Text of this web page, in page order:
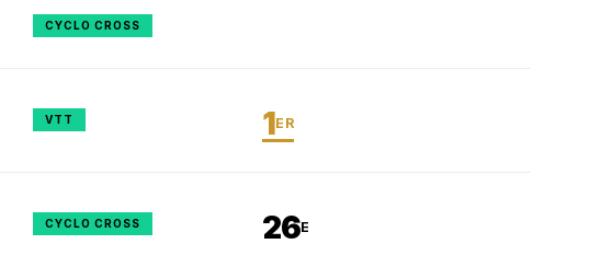
CYCLO CROSS
VTT 1ER
CYCLO CROSS 26E